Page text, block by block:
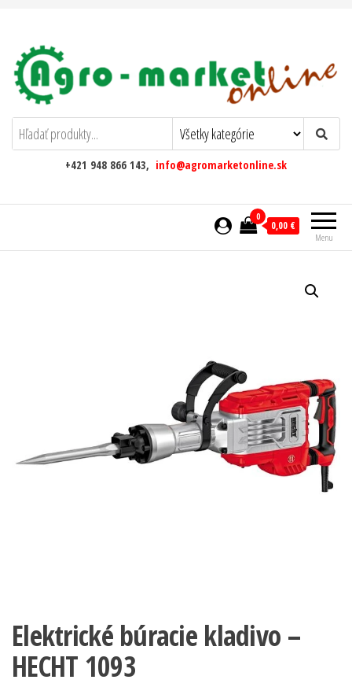
AgromarketOnline
+421 948 866 143, info@agromarketonline.sk
Menu
0
0,00 €
Elektrické búracie kladivo –
HECHT 1093